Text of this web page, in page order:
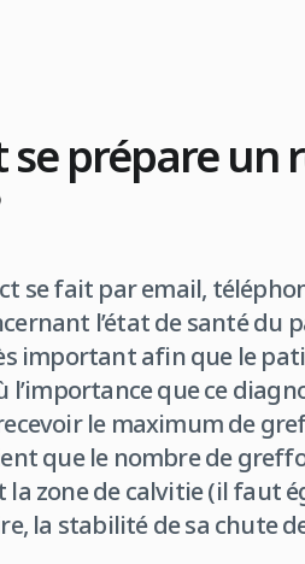
prépare un
se fait par email,
l’état de santé du
important afin que le
l’importance que ce
le maximum de
que le nombre de
la zone de calvitie (il faut
la stabilité de sa chute